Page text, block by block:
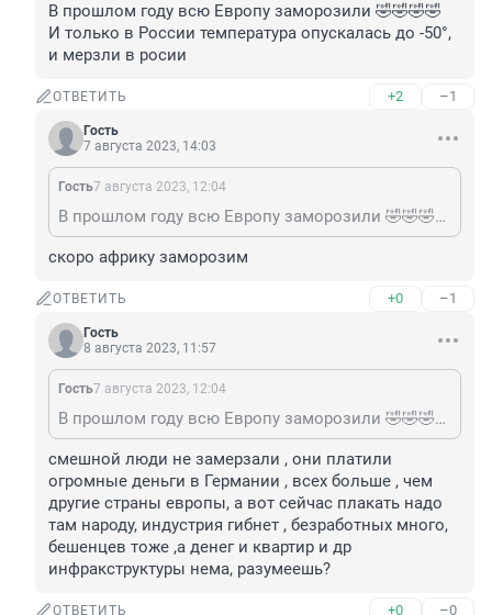
В прошлом году всю Европу заморозили 🤣🤣🤣🤣
И только в России температура опускалась до -50°,
и мерзли в росии
ОТВЕТИТЬ +2 –1
Гость
7 августа 2023, 14:03
Гость7 августа 2023, 12:04
В прошлом году всю Европу заморозили 🤣🤣🤣🤣 И только в России температура опускалась до -50°, и мерзли в росии
скоро африку заморозим
ОТВЕТИТЬ +0 –1
Гость
8 августа 2023, 11:57
Гость7 августа 2023, 12:04
В прошлом году всю Европу заморозили 🤣🤣🤣🤣 И только в России температура опускалась до -50°, и мерзли в росии
смешной люди не замерзали , они платили
огромные деньги в Германии , всех больше , чем
другие страны европы, а вот сейчас плакать надо
там народу, индустрия гибнет , безработных много,
бешенцев тоже ,а денег и квартир и др
инфракструктуры нема, разумеешь?
ОТВЕТИТЬ +0 –0